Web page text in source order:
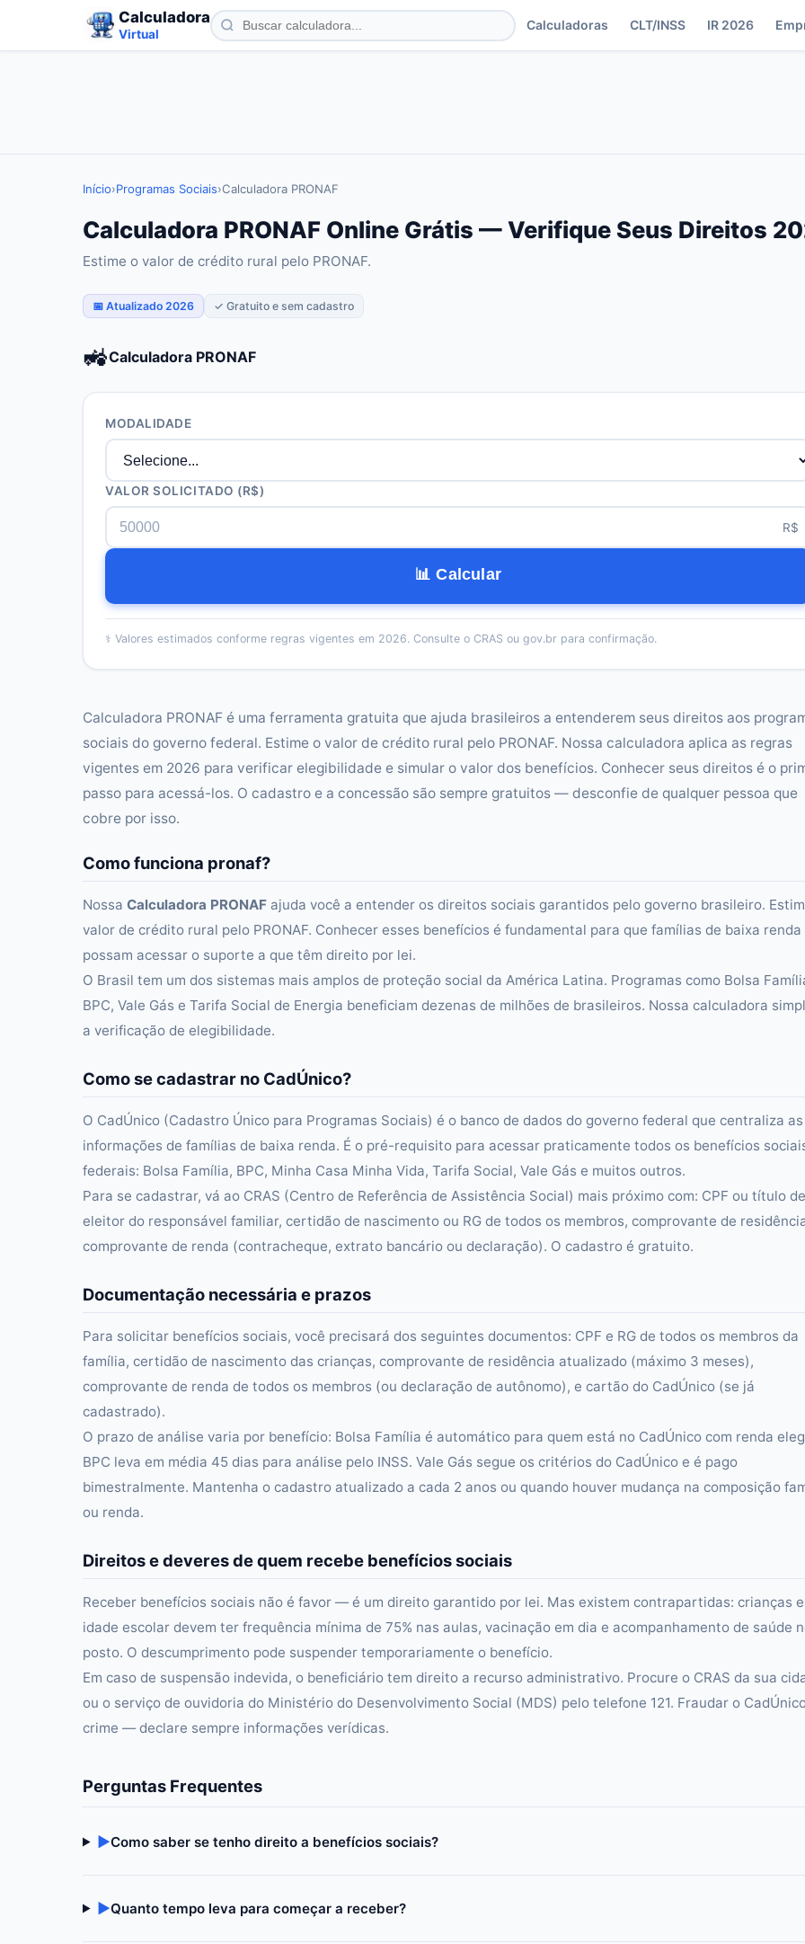
Calculadora
Virtual
Calculadoras CLT/INSS IR 2026
Início›Programas Sociais›Calculadora PRONAF
Calculadora PRONAF Online Grátis — Verifique Seus Direitos
Estime o valor de crédito rural pelo PRONAF.
📅 Atualizado 2026 ✓ Gratuito e sem cadastro
🚜Calculadora PRONAF
MODALIDADE
VALOR SOLICITADO (R$)
R$
📊 Calcular
⚕️ Valores estimados conforme regras vigentes em 2026. Consulte o CRAS ou gov.br para confirmação.
Calculadora PRONAF é uma ferramenta gratuita que ajuda brasileiros a entenderem seus direitos aos
sociais do governo federal. Estime o valor de crédito rural pelo PRONAF. Nossa calculadora aplica as regras
vigentes em 2026 para verificar elegibilidade e simular o valor dos benefícios. Conhecer seus direitos é o
passo para acessá-los. O cadastro e a concessão são sempre gratuitos — desconfie de qualquer pessoa que
cobre por isso.
Como funciona pronaf?
Nossa Calculadora PRONAF ajuda você a entender os direitos sociais garantidos pelo governo brasileiro.
valor de crédito rural pelo PRONAF. Conhecer esses benefícios é fundamental para que famílias de baixa renda
possam acessar o suporte a que têm direito por lei.
O Brasil tem um dos sistemas mais amplos de proteção social da América Latina. Programas como Bolsa
BPC, Vale Gás e Tarifa Social de Energia beneficiam dezenas de milhões de brasileiros. Nossa calculadora
a verificação de elegibilidade.
Como se cadastrar no CadÚnico?
O CadÚnico (Cadastro Único para Programas Sociais) é o banco de dados do governo federal que centraliza as
informações de famílias de baixa renda. É o pré-requisito para acessar praticamente todos os benefícios
federais: Bolsa Família, BPC, Minha Casa Minha Vida, Tarifa Social, Vale Gás e muitos outros.
Para se cadastrar, vá ao CRAS (Centro de Referência de Assistência Social) mais próximo com: CPF ou título de
eleitor do responsável familiar, certidão de nascimento ou RG de todos os membros, comprovante de
comprovante de renda (contracheque, extrato bancário ou declaração). O cadastro é gratuito.
Documentação necessária e prazos
Para solicitar benefícios sociais, você precisará dos seguintes documentos: CPF e RG de todos os membros da
família, certidão de nascimento das crianças, comprovante de residência atualizado (máximo 3 meses),
comprovante de renda de todos os membros (ou declaração de autônomo), e cartão do CadÚnico (se já
cadastrado).
O prazo de análise varia por benefício: Bolsa Família é automático para quem está no CadÚnico com renda
BPC leva em média 45 dias para análise pelo INSS. Vale Gás segue os critérios do CadÚnico e é pago
bimestralmente. Mantenha o cadastro atualizado a cada 2 anos ou quando houver mudança na composição
ou renda.
Direitos e deveres de quem recebe benefícios sociais
Receber benefícios sociais não é favor — é um direito garantido por lei. Mas existem contrapartidas: crianças
idade escolar devem ter frequência mínima de 75% nas aulas, vacinação em dia e acompanhamento de saúde
posto. O descumprimento pode suspender temporariamente o benefício.
Em caso de suspensão indevida, o beneficiário tem direito a recurso administrativo. Procure o CRAS da sua
ou o serviço de ouvidoria do Ministério do Desenvolvimento Social (MDS) pelo telefone 121. Fraudar o
crime — declare sempre informações verídicas.
Perguntas Frequentes
▶Como saber se tenho direito a benefícios sociais?
▶Quanto tempo leva para começar a receber?